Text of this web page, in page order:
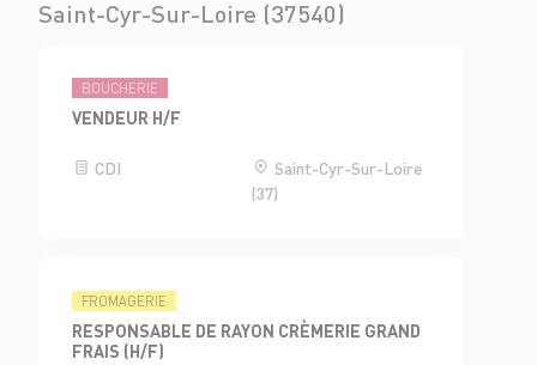
Saint-Cyr-Sur-Loire (37540)
BOUCHERIE
VENDEUR H/F
CDI
Saint-Cyr-Sur-Loire
(37)
FROMAGERIE
RESPONSABLE DE RAYON CRÈMERIE GRAND
FRAIS (H/F)